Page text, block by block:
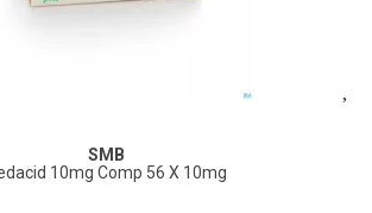
SMB
10mg Comp 56 X 10mg